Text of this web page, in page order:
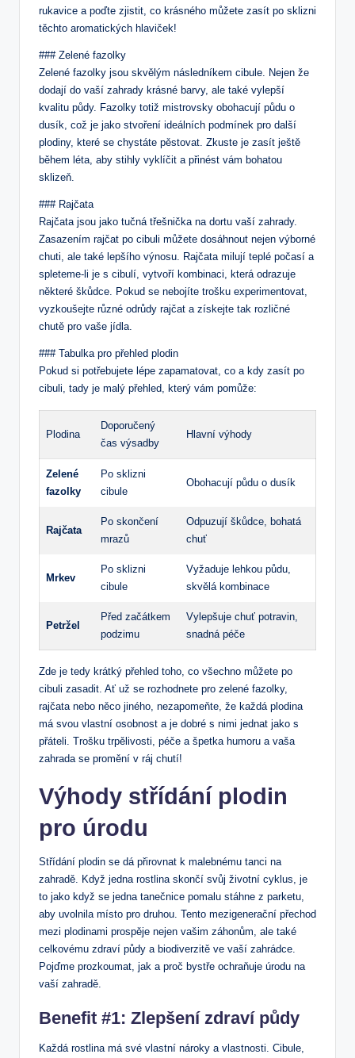
rukavice a poďte zjistit, co krásného můžete zasít po sklizni
těchto aromatických hlaviček!
### Zelené fazolky
Zelené fazolky jsou skvělým následníkem cibule. Nejen že
dodají do vaší zahrady krásné barvy, ale také vylepší
kvalitu půdy. Fazolky totiž mistrovsky obohacují půdu o
dusík, což je jako stvoření ideálních podmínek pro další
plodiny, které se chystáte pěstovat. Zkuste je zasít ještě
během léta, aby stihly vyklíčit a přinést vám bohatou
sklizeň.
### Rajčata
Rajčata jsou jako tučná třešnička na dortu vaší zahrady.
Zasazením rajčat po cibuli můžete dosáhnout nejen výborné
chuti, ale také lepšího výnosu. Rajčata milují teplé počasí a
spleteme-li je s cibulí, vytvoří kombinaci, která odrazuje
některé škůdce. Pokud se nebojíte trošku experimentovat,
vyzkoušejte různé odrůdy rajčat a získejte tak rozličné
chutě pro vaše jídla.
### Tabulka pro přehled plodin
Pokud si potřebujete lépe zapamatovat, co a kdy zasít po
cibuli, tady je malý přehled, který vám pomůže:
Plodina
Doporučený
čas výsadby
Hlavní výhody
Zelené
fazolky
Po sklizni
cibule
Obohacují půdu o dusík
Rajčata
Po skončení
mrazů
Odpuzují škůdce, bohatá
chuť
Mrkev
Po sklizni
cibule
Vyžaduje lehkou půdu,
skvělá kombinace
Petržel
Před začátkem
podzimu
Vylepšuje chuť potravin,
snadná péče
Zde je tedy krátký přehled toho, co všechno můžete po
cibuli zasadit. Ať už se rozhodnete pro zelené fazolky,
rajčata nebo něco jiného, nezapomeňte, že každá plodina
má svou vlastní osobnost a je dobré s nimi jednat jako s
přáteli. Trošku trpělivosti, péče a špetka humoru a vaša
zahrada se promění v ráj chutí!
Výhody střídání plodin
pro úrodu
Střídání plodin se dá přirovnat k malebnému tanci na
zahradě. Když jedna rostlina skončí svůj životní cyklus, je
to jako když se jedna tanečnice pomalu stáhne z parketu,
aby uvolnila místo pro druhou. Tento mezigenerační přechod
mezi plodinami prospěje nejen vašim záhonům, ale také
celkovému zdraví půdy a biodiverzitě ve vaší zahrádce.
Pojďme prozkoumat, jak a proč bystře ochraňuje úrodu na
vaší zahradě.
Benefit #1: Zlepšení zdraví půdy
Každá rostlina má své vlastní nároky a vlastnosti. Cibule,